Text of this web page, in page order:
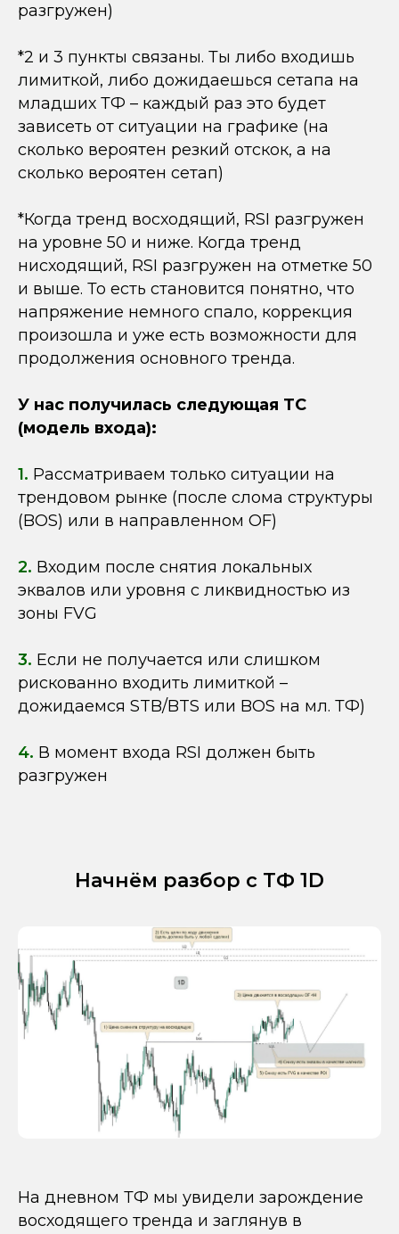
разгружен)
*2 и 3 пункты связаны. Ты либо входишь
лимиткой, либо дожидаешься сетапа на
младших ТФ – каждый раз это будет
зависеть от ситуации на графике (на
сколько вероятен резкий отскок, а на
сколько вероятен сетап)
*Когда тренд восходящий, RSI разгружен
на уровне 50 и ниже. Когда тренд
нисходящий, RSI разгружен на отметке 50
и выше. То есть становится понятно, что
напряжение немного спало, коррекция
произошла и уже есть возможности для
продолжения основного тренда.
У нас получилась следующая ТС
(модель входа):
1. Рассматриваем только ситуации на
трендовом рынке (после слома структуры
(BOS) или в направленном OF)
2. Входим после снятия локальных
эквалов или уровня с ликвидностью из
зоны FVG
3. Если не получается или слишком
рискованно входить лимиткой –
дожидаемся STB/BTS или BOS на мл. ТФ)
4. В момент входа RSI должен быть
разгружен
Начнём разбор с ТФ 1D
На дневном ТФ мы увидели зарождение
восходящего тренда и заглянув в